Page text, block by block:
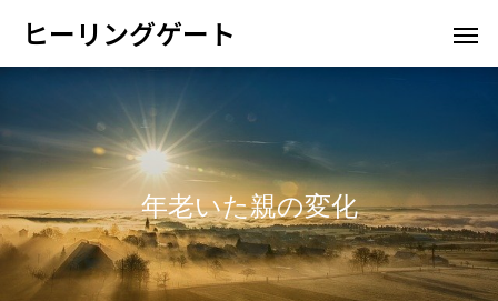
ヒーリングゲート
年老いた親の変化